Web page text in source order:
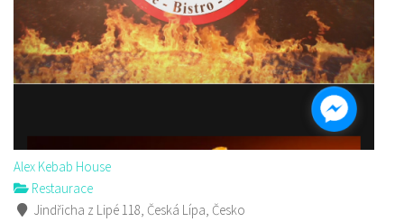
Alex Kebab House
Restaurace
Jindřicha z Lipé 118, Česká Lípa, Česko